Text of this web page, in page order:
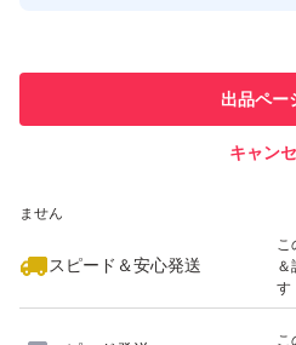
で
ません
スピード＆安心発送
こ
＆
す
こ
出品ペー
キャン